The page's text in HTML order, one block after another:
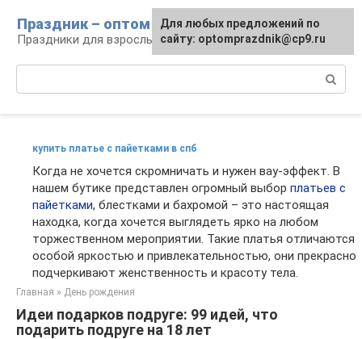
контенту
Праздник – оптом
Праздники для взрослых и детей
купить платье с пайетками в спб
Когда не хочется скромничать и нужен вау-эффект. В
нашем бутике представлен огромный выбор платьев с
пайетками, блестками и бахромой – это настоящая
находка, когда хочется выглядеть ярко на любом
торжественном мероприятии. Такие платья отличаются
особой яркостью и привлекательностью, они прекрасно
подчеркивают женственность и красоту тела.
Главная » День рождения
Идеи подарков подруге: 99 идей, что
подарить подруге на 18 лет
Для любых предложений по
сайту: optomprazdnik@cp9.ru